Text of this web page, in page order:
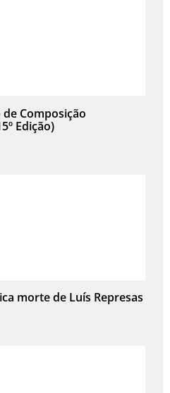
Composição
Edição)
morte de Luís Represas